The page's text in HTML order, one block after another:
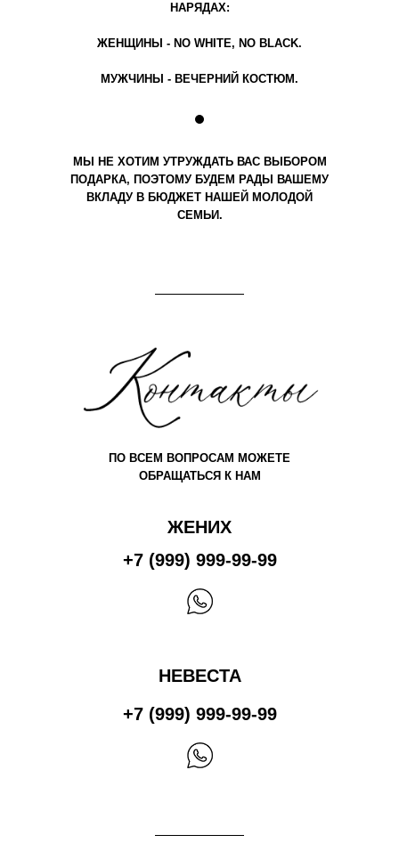
МЫ НЕ ХОТИМ УТРУЖДАТЬ ВАС ВЫБОРОМ
ПОДАРКА, ПОЭТОМУ БУДЕМ РАДЫ ВАШЕМУ
ВКЛАДУ В БЮДЖЕТ НАШЕЙ МОЛОДОЙ
СЕМЬИ.
НАРЯДАХ:
ЖЕНЩИНЫ - NO WHITE, NO BLACK.
МУЖЧИНЫ - ВЕЧЕРНИЙ КОСТЮМ.
ПО ВСЕМ ВОПРОСАМ МОЖЕТЕ
ОБРАЩАТЬСЯ К НАМ
ЖЕНИХ
+7 (999) 999-99-99
НЕВЕСТА
+7 (999) 999-99-99